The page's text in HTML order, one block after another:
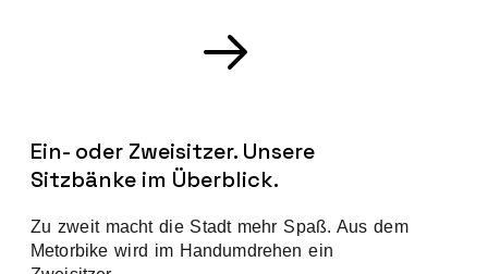
Ein- oder Zweisitzer. Unsere
Sitzbänke im Überblick.
Zu zweit macht die Stadt mehr Spaß. Aus dem
Metorbike wird im Handumdrehen ein